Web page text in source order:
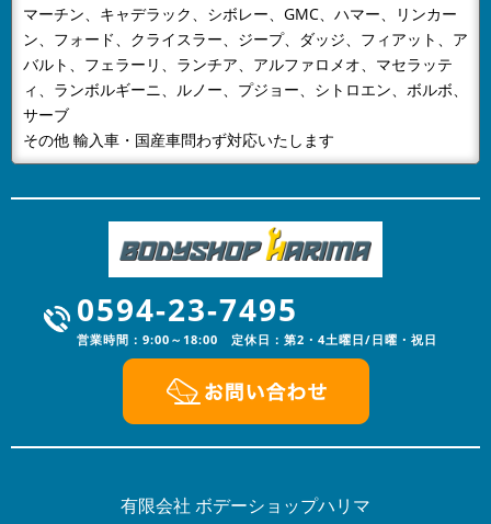
便をおかけいたしますが、何卒ご容赦下さい。
2024/01/05
NEWS
あけましておめでとうございます
明けましておめでとうございます。旧年中は格別なご高
配を賜りスタッフ一同心より厚く御礼申し上げます。本
年も、更なるサービスの向上に努...
2023/12/16 NEWS
年末年始の営業のお知らせ平素は格別のお引き立てをい
ただき厚くお礼申し上げます。有限会社ボデーショップ
ハリマでは、誠に勝手ながら下記...
2023/08/03
夏季休暇のお知らせ
平素は格別のお引き立てをいただき厚くお礼申し上げま
NEWS
マーチン、キャデラック、シボレー、GMC、ハマー、リンカー
ン、フォード、クライスラー、ジープ、ダッジ、フィアット、ア
バルト、フェラーリ、ランチア、アルファロメオ、マセラッテ
ィ、ランボルギーニ、ルノー、プジョー、シトロエン、ボルボ、
サーブ
その他 輸入車・国産車問わず対応いたします
0594-23-7495
営業時間：9:00～18:00 定休日：第2・4土曜日/日曜・祝日
有限会社 ボデーショップハリマ